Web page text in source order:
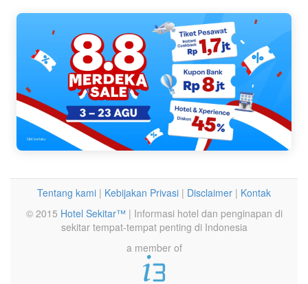
Tentang kami | Kebijakan Privasi | Disclaimer | Kontak
© 2015 Hotel Sekitar™ | Informasi hotel dan penginapan di
sekitar tempat-tempat penting di Indonesia
a member of